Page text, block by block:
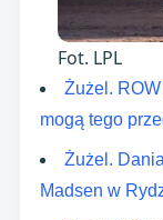
Fot. LPL
Żużel.
mogą tego
Żużel.
Madsen w